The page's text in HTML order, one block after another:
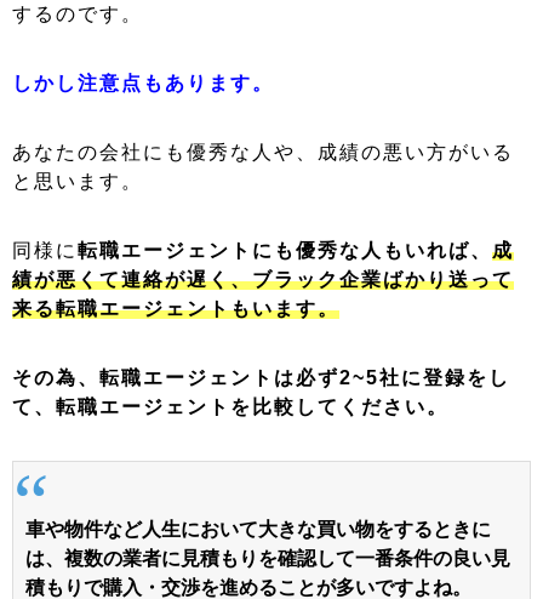
するのです。
しかし注意点もあります。
あなたの会社にも優秀な人や、成績の悪い方がいる
と思います。
同様に 転職エージェントにも優秀な人もいれば、 成
績が悪くて連絡が遅く、ブラック企業ばかり送って
来る転職エージェントもいます。
その為、転職エージェントは必ず2~5社に登録をし
て、転職エージェントを比較してください。
車や物件など人生において大きな買い物をするときに
は、複数の業者に見積もりを確認して一番条件の良い見
積もりで購入・交渉を進めることが多いですよね。